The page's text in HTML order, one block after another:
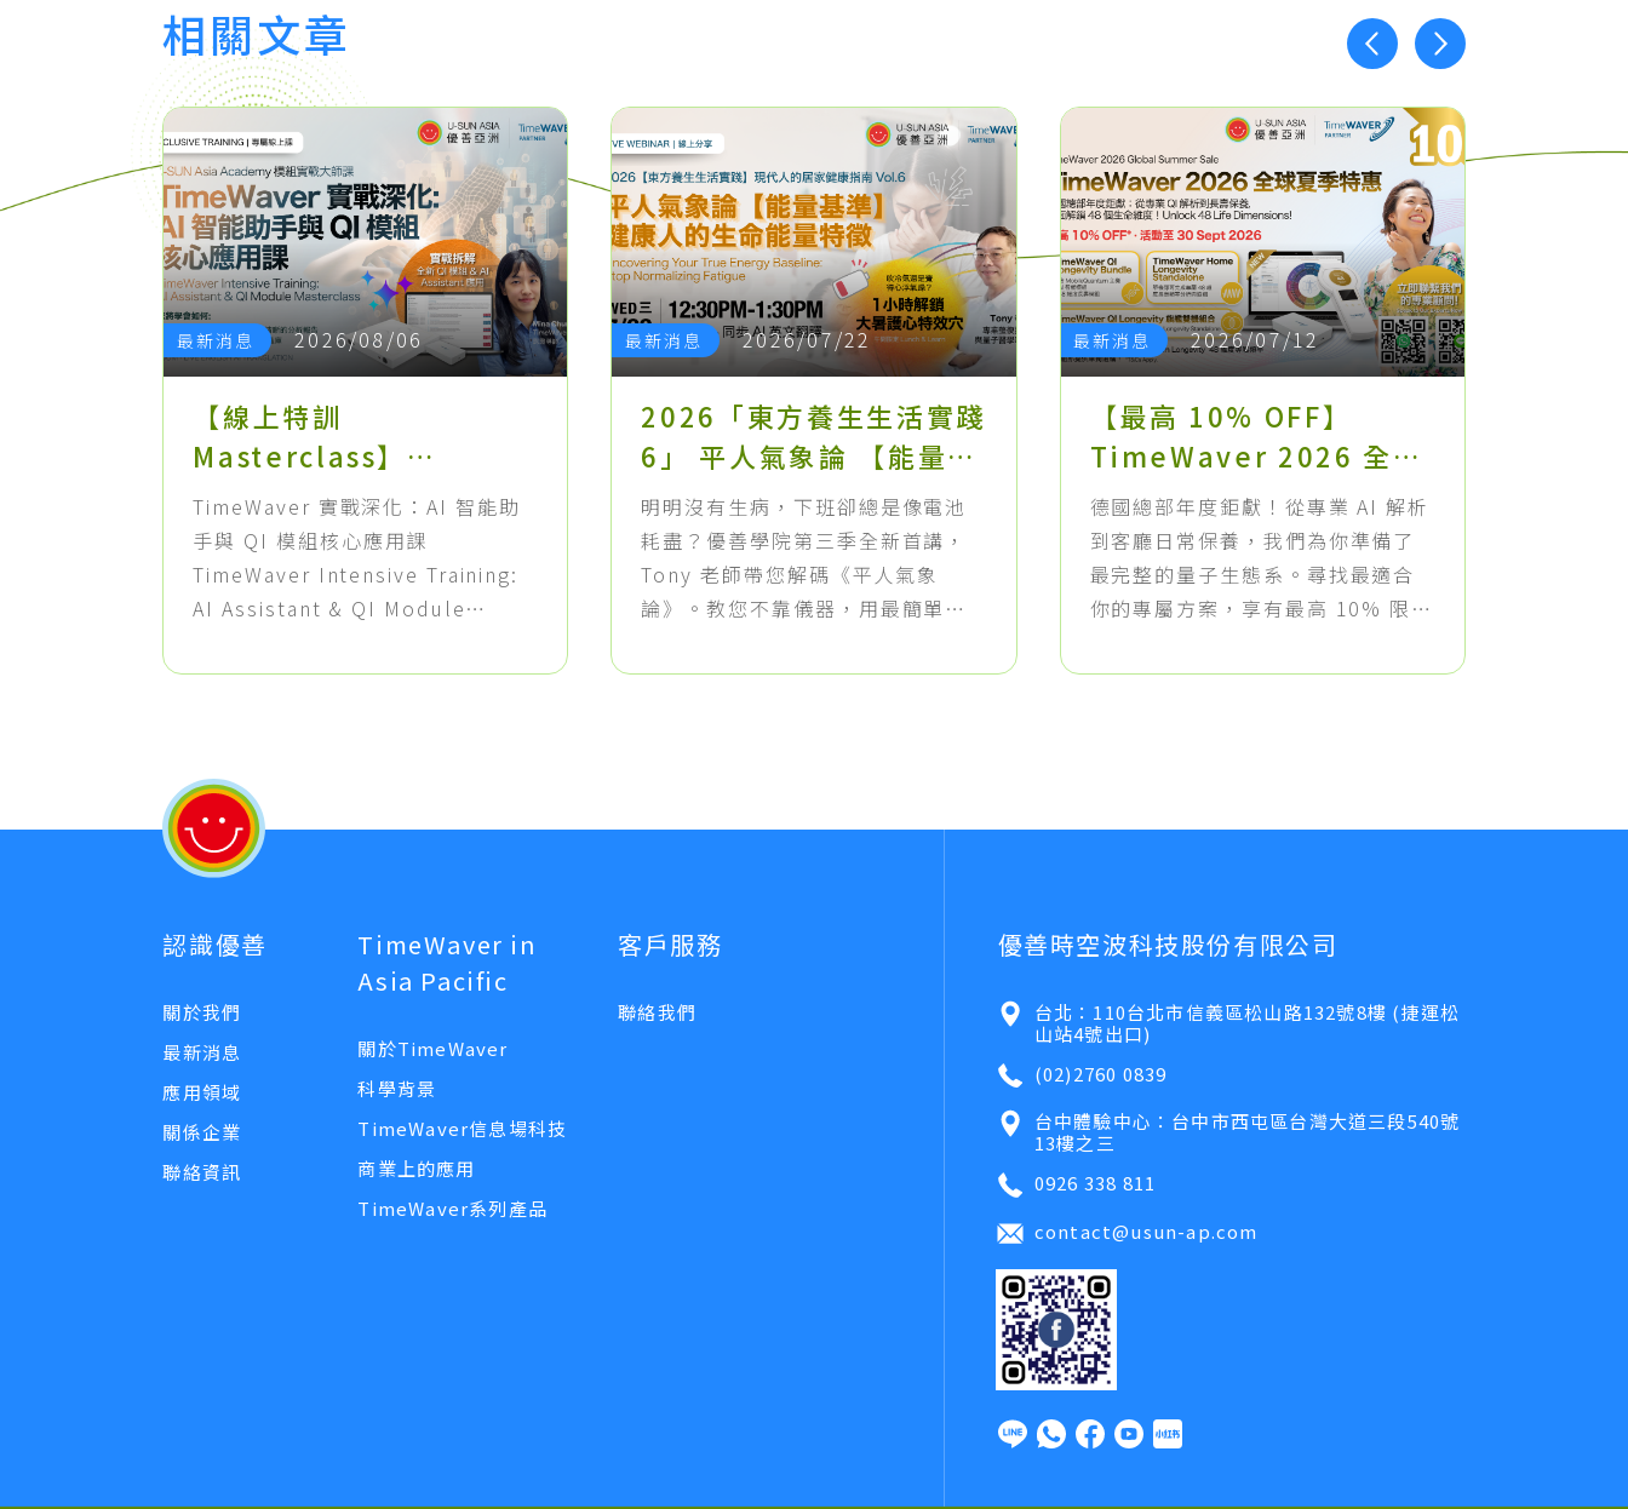
相關文章
最新消息 2026/08/06
【線上特訓
Masterclass】
TimeWaver 實戰深化：
AI 智能助手與 QI 模組核
心應用課
TimeWaver 實戰深化：AI 智能助
手與 QI 模組核心應用課
TimeWaver Intensive Training:
AI Assistant & QI Module
幾個小時備課？這場 90 分鐘的純實
接砍半！現有 TimeWaver 用戶憑
設備序號即可享全程免費。
最新消息 2026/07/22
2026「東方養生生活實踐
6」 平人氣象論 【能量基
準】健康人的生命能量特
徵
明明沒有生病，下班卻總是像電池
耗盡？優善學院第三季全新首講，
Tony 老師帶您解碼《平人氣象
論》。教您不靠儀器，用最簡單的
能量，並加碼大暑防中暑特效穴
最新消息 2026/07/12
【最高 10% OFF】
TimeWaver 2026 全球
夏季特惠正式開跑
德國總部年度鉅獻！從專業 AI 解析
到客廳日常保養，我們為你準備了
最完整的量子生態系。尋找最適合
你的專屬方案，享有最高 10% 限定
認識優善
關於我們
最新消息
應用領域
關係企業
聯絡資訊
TimeWaver in
Asia Pacific
關於TimeWaver
科學背景
TimeWaver信息場科技
商業上的應用
TimeWaver系列產品
客戶服務
聯絡我們
優善時空波科技股份有限公司
台北：110台北市信義區松山路132號8樓 (捷運松
山站4號出口)
(02)2760 0839
台中體驗中心：台中市西屯區台灣大道三段540號
13樓之三
0926 338 811
contact@usun-ap.com